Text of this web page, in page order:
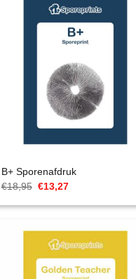
B+ Sporenafdruk
€18,95 Oorspronkelijke
was:
€13,27Huidige
is: